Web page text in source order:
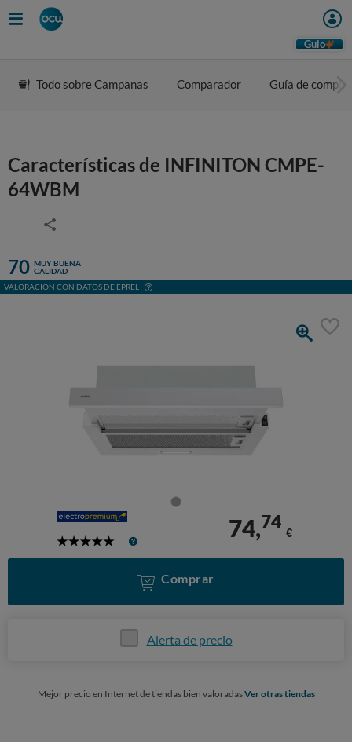
Guio
Todo sobre Campanas Comparador Guía de compra
Características de INFINITON CMPE-
64WBM
70 MUY BUENA
CALIDAD
VALORACIÓN CON DATOS DE EPREL
5
74,74
€
Comprar
Alerta de precio
Mejor precio en Internet de tiendas bien valoradasVer otras tiendas